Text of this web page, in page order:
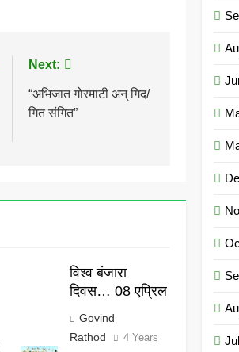
Next:
“अभिजात गोरमाटी अन् गिद/
गित संगित”
विश्व बंजारा
दिवस… 08 एप्रिल
Govind
Rathod
4 Years